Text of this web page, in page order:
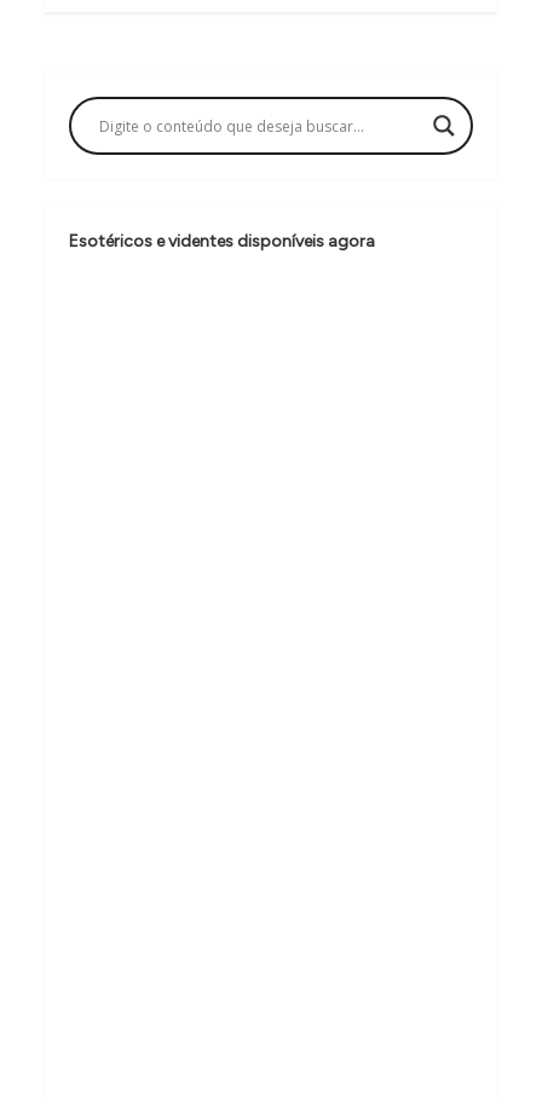
ç
ã
d
Esotéricos e videntes disponíveis agora